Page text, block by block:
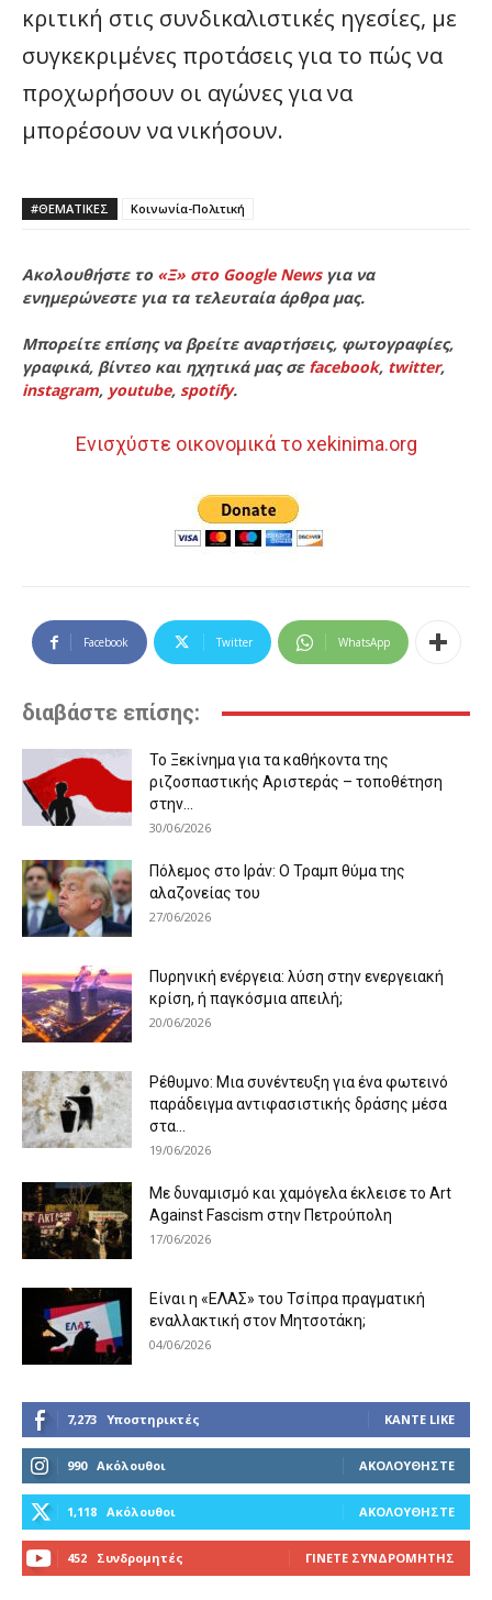
κριτική στις συνδικαλιστικές ηγεσίες, με
συγκεκριμένες προτάσεις για το πώς να
προχωρήσουν οι αγώνες για να
μπορέσουν να νικήσουν.
#ΘΕΜΑΤΙΚΈΣ Κοινωνία-Πολιτική
Ακολουθήστε το «Ξ» στο Google Newsγια να
ενημερώνεστε για τα τελευταία άρθρα μας.
Μπορείτε επίσης να βρείτε αναρτήσεις, φωτογραφίες,
γραφικά, βίντεο και ηχητικά μας σε facebook, twitter,
instagram, youtube, spotify.
Ενισχύστε οικονομικά το xekinima.org
Facebook Twitter WhatsApp
διαβάστε επίσης:
Το Ξεκίνημα για τα καθήκοντα της
ριζοσπαστικής Αριστεράς – τοποθέτηση
στην...
30/06/2026
Πόλεμος στο Ιράν: Ο Τραμπ θύμα της
αλαζονείας του
27/06/2026
Πυρηνική ενέργεια: λύση στην ενεργειακή
κρίση, ή παγκόσμια απειλή;
20/06/2026
Ρέθυμνο: Μια συνέντευξη για ένα φωτεινό
παράδειγμα αντιφασιστικής δράσης μέσα
στα...
19/06/2026
Με δυναμισμό και χαμόγελα έκλεισε το Art
Against Fascism στην Πετρούπολη
17/06/2026
Είναι η «ΕΛΑΣ» του Τσίπρα πραγματική
εναλλακτική στον Μητσοτάκη;
04/06/2026
7,273 Υποστηρικτές ΚΆΝΤΕ LIKE
990 Ακόλουθοι ΑΚΟΛΟΥΘΉΣΤΕ
1,118 Ακόλουθοι ΑΚΟΛΟΥΘΉΣΤΕ
452 Συνδρομητές ΓΊΝΕΤΕ ΣΥΝΔΡΟΜΗΤΉΣ